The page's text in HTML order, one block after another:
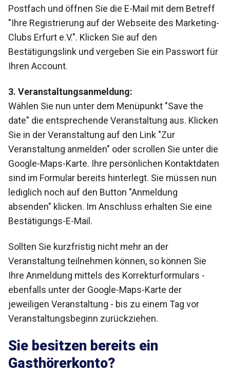
Postfach und öffnen Sie die E-Mail mit dem Betreff
"Ihre Registrierung auf der Webseite des Marketing-
Clubs Erfurt e.V.". Klicken Sie auf den
Bestätigungslink und vergeben Sie ein Passwort für
Ihren Account.
3. Veranstaltungsanmeldung:
Wählen Sie nun unter dem Menüpunkt "Save the
date" die entsprechende Veranstaltung aus. Klicken
Sie in der Veranstaltung auf den Link "Zur
Veranstaltung anmelden" oder scrollen Sie unter die
Google-Maps-Karte. Ihre persönlichen Kontaktdaten
sind im Formular bereits hinterlegt. Sie müssen nun
lediglich noch auf den Button "Anmeldung
absenden" klicken. Im Anschluss erhalten Sie eine
Bestätigungs-E-Mail.
Sollten Sie kurzfristig nicht mehr an der
Veranstaltung teilnehmen können, so können Sie
Ihre Anmeldung mittels des Korrekturformulars -
ebenfalls unter der Google-Maps-Karte der
jeweiligen Veranstaltung - bis zu einem Tag vor
Veranstaltungsbeginn zurückziehen.
Sie besitzen bereits ein
Gasthörerkonto?